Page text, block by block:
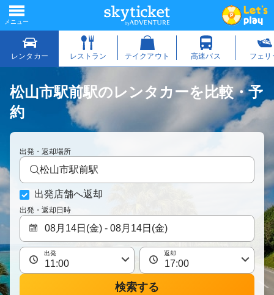
松山市駅前駅のレンタカーを比較・予
約
出発・返却場所
松山市駅前駅
出発店舗へ返却
出発・返却日時
出発 返却
検索する